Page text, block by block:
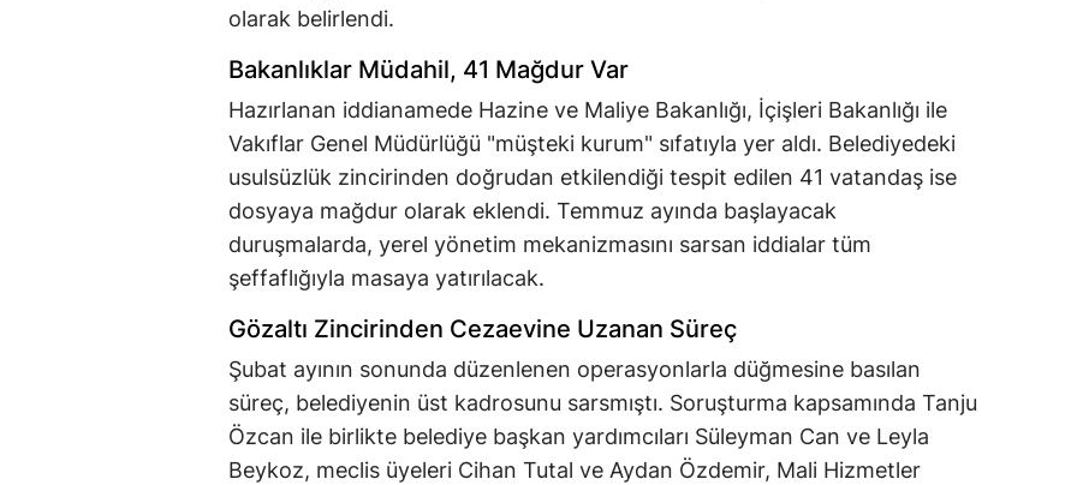
olarak belirlendi.
Bakanlıklar Müdahil, 41 Mağdur Var
Hazırlanan iddianamede Hazine ve Maliye Bakanlığı, İçişleri Bakanlığı ile
Vakıflar Genel Müdürlüğü "müşteki kurum" sıfatıyla yer aldı. Belediyedeki
usulsüzlük zincirinden doğrudan etkilendiği tespit edilen 41 vatandaş ise
dosyaya mağdur olarak eklendi. Temmuz ayında başlayacak
duruşmalarda, yerel yönetim mekanizmasını sarsan iddialar tüm
şeffaflığıyla masaya yatırılacak.
Gözaltı Zincirinden Cezaevine Uzanan Süreç
Şubat ayının sonunda düzenlenen operasyonlarla düğmesine basılan
süreç, belediyenin üst kadrosunu sarsmıştı. Soruşturma kapsamında Tanju
Özcan ile birlikte belediye başkan yardımcıları Süleyman Can ve Leyla
Beykoz, meclis üyeleri Cihan Tutal ve Aydan Özdemir, Mali Hizmetler